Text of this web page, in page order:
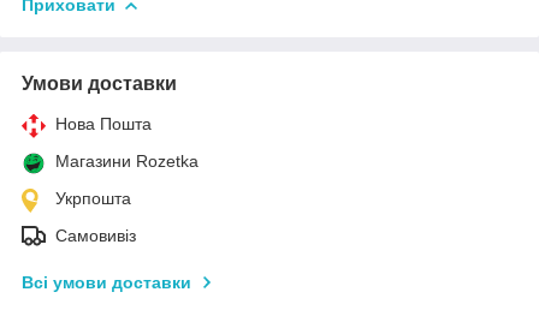
Приховати
Умови доставки
Нова Пошта
Магазини Rozetka
Укрпошта
Самовивіз
Всі умови доставки